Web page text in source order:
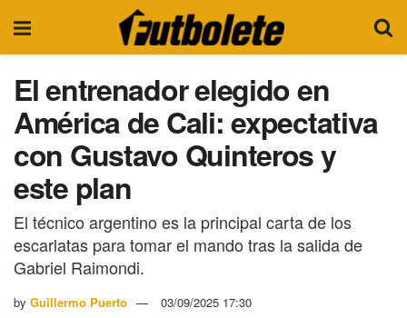
El entrenador elegido en
América de Cali: expectativa
con Gustavo Quinteros y
este plan
El técnico argentino es la principal carta de los
escarlatas para tomar el mando tras la salida de
Gabriel Raimondi.
by Guillermo Puerto 03/09/2025 17:30